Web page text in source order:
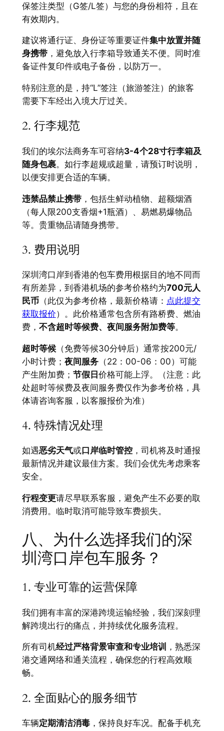
保签注类型（G签/L签）与您的身份相符，且在
有效期内。
建议将通行证、身份证等重要证件集中放置并随
身携带，避免放入行李箱导致通关不便。同时准
备证件复印件或电子备份，以防万一。
特别注意的是，持“L”签注（旅游签注）的旅客
需要下车经出入境大厅过关。
2. 行李规范
我们的埃尔法商务车可容纳3-4个28寸行李箱及
随身包裹。如行李超规或超量，请预订时说明，
以便安排更合适的车辆。
违禁品禁止携带，包括生鲜动植物、超额烟酒
（每人限200支香烟+1瓶酒）、易燃易爆物品
等。贵重物品请随身携带。
3. 费用说明
深圳湾口岸到香港的包车费用根据目的地不同而
有所差异，到香港机场的参考价格约为700元人
民币（此仅为参考价格，最新价格请： 点此提交
获取报价）。此价格通常包含所有路桥费、燃油
费， 不含超时等候费、夜间服务附加费等。
超时等候（免费等候30分钟后）通常按200元/
小时计费； 夜间服务（22：00-06：00）可能
产生附加费； 节假日价格可能上浮。（注意：此
处超时等候费及夜间服务费仅作为参考价格，具
体请咨询客服，以客服报价为准）
4. 特殊情况处理
如遇恶劣天气或口岸临时管控，司机将及时通报
最新情况并建议最佳方案。我们会优先考虑乘客
安全。
行程变更请尽早联系客服，避免产生不必要的取
消费用。临时取消可能导致车费损失。
八、为什么选择我们的深
圳湾口岸包车服务？
1. 专业可靠的运营保障
我们拥有丰富的深港跨境运输经验，我们深刻理
解跨境出行的痛点，并持续优化服务流程。
所有司机经过严格背景审查和专业培训 ，熟悉深
港交通网络和通关流程，确保您的行程高效顺
畅。
2. 全面贴心的服务细节
车辆定期清洁消毒，保持良好车况。配备手机充